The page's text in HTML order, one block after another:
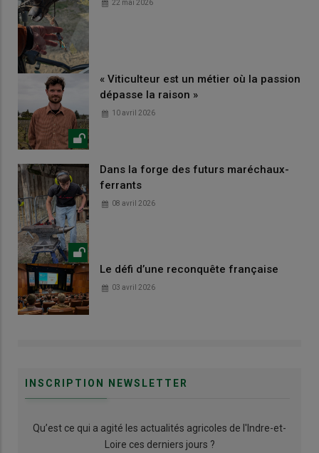
22 mai 2026
« Viticulteur est un métier où la passion
dépasse la raison »
10 avril 2026
Dans la forge des futurs maréchaux-
ferrants
08 avril 2026
Le défi d’une reconquête française
03 avril 2026
INSCRIPTION NEWSLETTER
Qu’est ce qui a agité les actualités agricoles de l'Indre-et-
Loire ces derniers jours ?